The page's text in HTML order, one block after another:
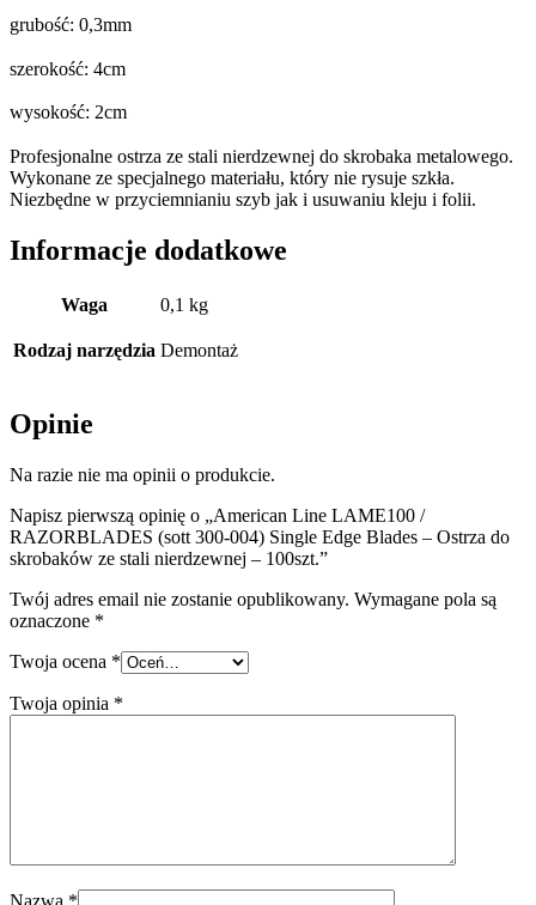
grubość: 0,3mm
szerokość: 4cm
wysokość: 2cm
Profesjonalne ostrza ze stali nierdzewnej do skrobaka metalowego.
Wykonane ze specjalnego materiału, który nie rysuje szkła.
Niezbędne w przyciemnianiu szyb jak i usuwaniu kleju i folii.
Informacje dodatkowe
Waga 0,1 kg
Rodzaj narzędzia Demontaż
Opinie
Na razie nie ma opinii o produkcie.
Napisz pierwszą opinię o „American Line LAME100 /
RAZORBLADES (sott 300-004) Single Edge Blades – Ostrza do
skrobaków ze stali nierdzewnej – 100szt.”
Twój adres email nie zostanie opublikowany. Wymagane pola są
oznaczone *
Twoja ocena *
Twoja opinia *
Nazwa *